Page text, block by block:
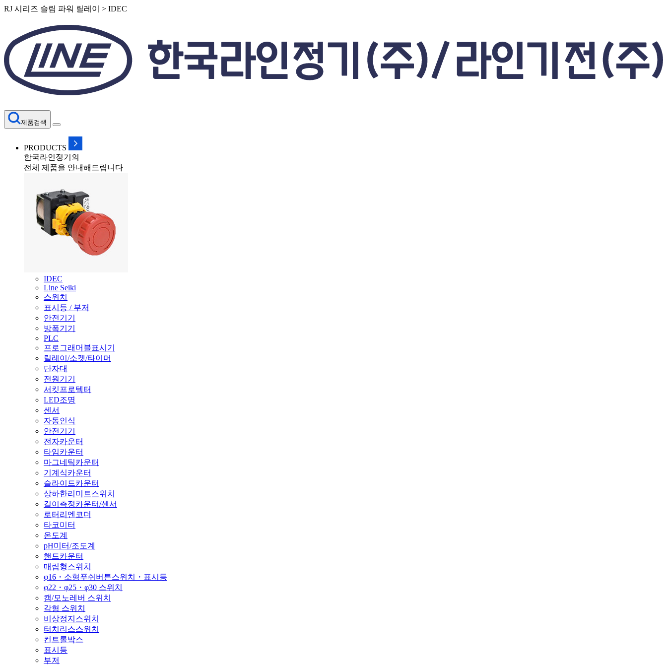
RJ 시리즈 슬림 파워 릴레이 > IDEC
제품검색
PRODUCTS
한국라인정기의
전체 제품을 안내해드립니다
IDEC
Line Seiki
스위치
표시등 / 부저
안전기기
방폭기기
PLC
프로그래머블표시기
릴레이/소켓/타이머
단자대
전원기기
서킷프로텍터
LED조명
센서
자동인식
안전기기
전자카운터
타임카운터
마그네틱카운터
기계식카운터
슬라이드카운터
상하한리미트스위치
길이측정카운터/센서
로터리엔코더
타코미터
온도계
pH미터/조도계
핸드카운터
매립형스위치
φ16・소형푸쉬버튼스위치・표시등
φ22・φ25・φ30 스위치
캠/모노레버 스위치
각형 스위치
비상정지스위치
터치리스스위치
컨트롤박스
표시등
부저